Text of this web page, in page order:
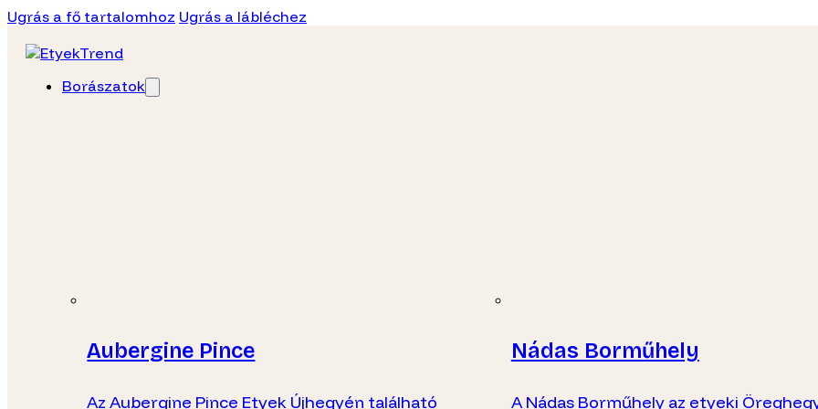
Ugrás a fő tartalomhoz Ugrás a lábléchez
Borászatok
Aubergine Pince
Az Aubergine Pince Etyek Újhegyén található
Nádas Borműhely
A Nádas Borműhely az etyeki